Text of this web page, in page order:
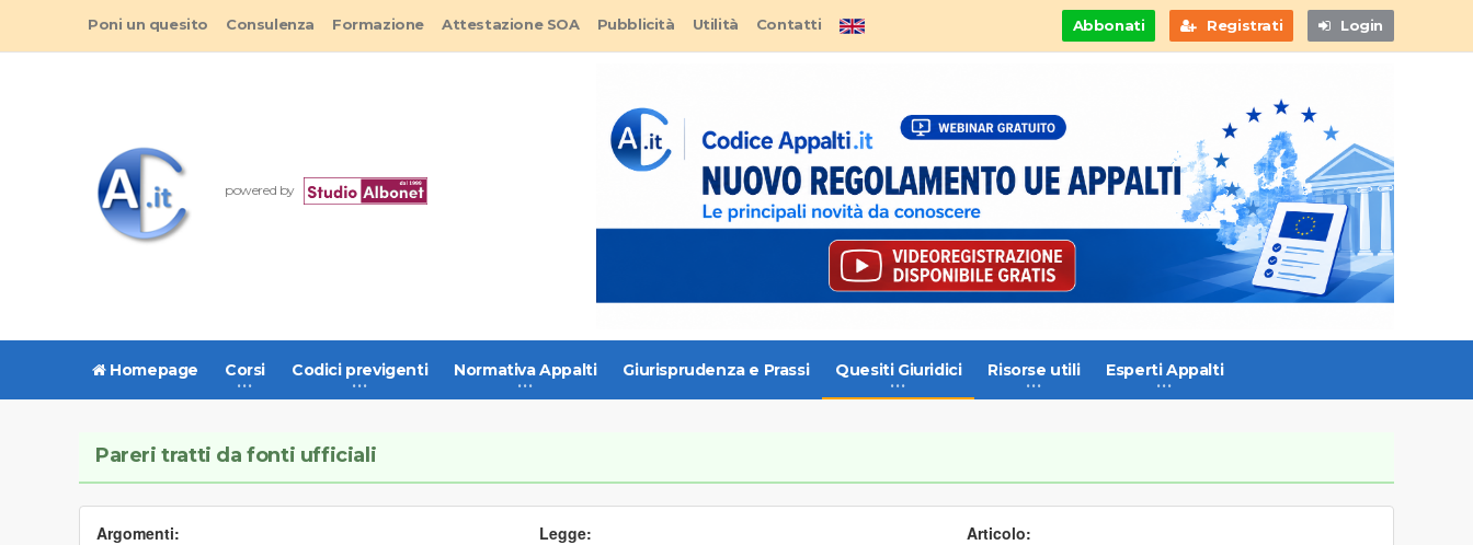
Abbonati Registrati Login
Poni un quesito Consulenza Formazione Attestazione SOA Pubblicità Utilità Contatti
powered by
Homepage Corsi Codici previgenti Normativa Appalti Giurisprudenza e Prassi Quesiti Giuridici Risorse utili Esperti Appalti
Pareri tratti da fonti ufficiali
Argomenti: Legge: Articolo: